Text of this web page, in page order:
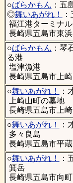
○ばらかもん ：五
◎舞いあがれ！
福江港ターミナル
長崎県五島市東浜
○ばらかもん ：琴
る港
塩津漁港
長崎県五島市上
○舞いあがれ！
：
上崎山町の墓地
長崎県五島市上
○舞いあがれ！
：
多々良島
長崎県五島市平
○舞いあがれ！
：
箕岳
長崎県五島市向町